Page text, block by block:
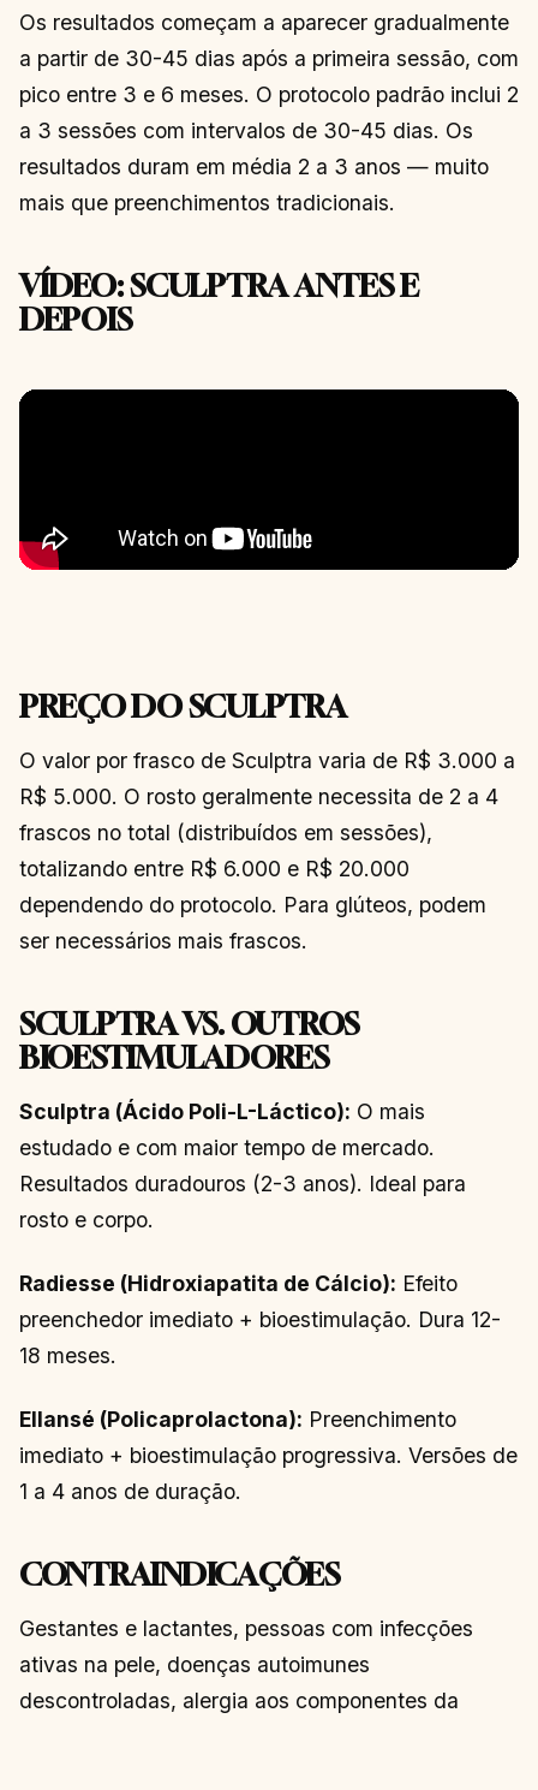
Os resultados começam a aparecer gradualmente
a partir de 30-45 dias após a primeira sessão, com
pico entre 3 e 6 meses. O protocolo padrão inclui 2
a 3 sessões com intervalos de 30-45 dias. Os
resultados duram em média 2 a 3 anos — muito
mais que preenchimentos tradicionais.
VÍDEO: SCULPTRA ANTES E
DEPOIS
PREÇO DO SCULPTRA
O valor por frasco de Sculptra varia de R$ 3.000 a
R$ 5.000. O rosto geralmente necessita de 2 a 4
frascos no total (distribuídos em sessões),
totalizando entre R$ 6.000 e R$ 20.000
dependendo do protocolo. Para glúteos, podem
ser necessários mais frascos.
SCULPTRA VS. OUTROS
BIOESTIMULADORES
Sculptra (Ácido Poli-L-Láctico): O mais
estudado e com maior tempo de mercado.
Resultados duradouros (2-3 anos). Ideal para
rosto e corpo.
Radiesse (Hidroxiapatita de Cálcio): Efeito
preenchedor imediato + bioestimulação. Dura 12-
18 meses.
Ellansé (Policaprolactona): Preenchimento
imediato + bioestimulação progressiva. Versões de
1 a 4 anos de duração.
CONTRAINDICAÇÕES
Gestantes e lactantes, pessoas com infecções
ativas na pele, doenças autoimunes
descontroladas, alergia aos componentes da